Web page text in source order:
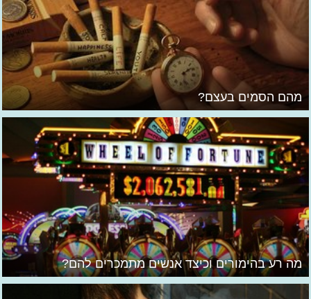
מהם הסמים בעצם?
מה רע בהימורים וכיצד אנשים מתמכרים להם?